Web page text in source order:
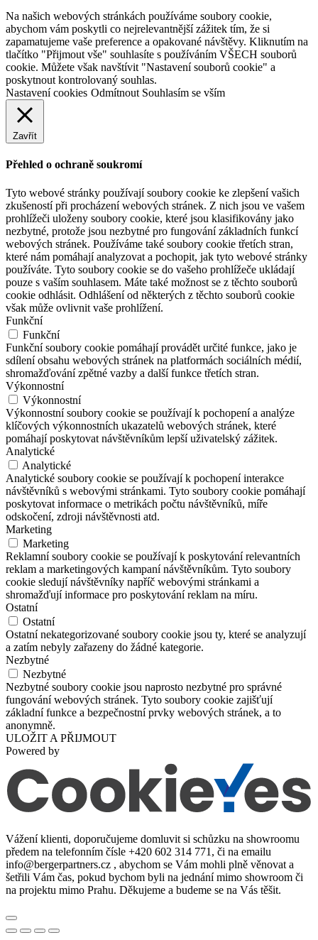
Na našich webových stránkách používáme soubory cookie,
abychom vám poskytli co nejrelevantnější zážitek tím, že si
zapamatujeme vaše preference a opakované návštěvy. Kliknutím na
tlačítko "Přijmout vše" souhlasíte s používáním VŠECH souborů
cookie. Můžete však navštívit "Nastavení souborů cookie" a
poskytnout kontrolovaný souhlas.
Nastavení cookies Odmítnout Souhlasím se vším
Zavřít
Přehled o ochraně soukromí
Tyto webové stránky používají soubory cookie ke zlepšení vašich
zkušeností při procházení webových stránek. Z nich jsou ve vašem
prohlížeči uloženy soubory cookie, které jsou klasifikovány jako
nezbytné, protože jsou nezbytné pro fungování základních funkcí
webových stránek. Používáme také soubory cookie třetích stran,
které nám pomáhají analyzovat a pochopit, jak tyto webové stránky
používáte. Tyto soubory cookie se do vašeho prohlížeče ukládají
pouze s vaším souhlasem. Máte také možnost se z těchto souborů
cookie odhlásit. Odhlášení od některých z těchto souborů cookie
však může ovlivnit vaše prohlížení.
Funkční
Funkční
Funkční soubory cookie pomáhají provádět určité funkce, jako je
sdílení obsahu webových stránek na platformách sociálních médií,
shromažďování zpětné vazby a další funkce třetích stran.
Výkonnostní
Výkonnostní
Výkonnostní soubory cookie se používají k pochopení a analýze
klíčových výkonnostních ukazatelů webových stránek, které
pomáhají poskytovat návštěvníkům lepší uživatelský zážitek.
Analytické
Analytické
Analytické soubory cookie se používají k pochopení interakce
návštěvníků s webovými stránkami. Tyto soubory cookie pomáhají
poskytovat informace o metrikách počtu návštěvníků, míře
odskočení, zdroji návštěvnosti atd.
Marketing
Marketing
Reklamní soubory cookie se používají k poskytování relevantních
reklam a marketingových kampaní návštěvníkům. Tyto soubory
cookie sledují návštěvníky napříč webovými stránkami a
shromažďují informace pro poskytování reklam na míru.
Ostatní
Ostatní
Ostatní nekategorizované soubory cookie jsou ty, které se analyzují
a zatím nebyly zařazeny do žádné kategorie.
Nezbytné
Nezbytné
Nezbytné soubory cookie jsou naprosto nezbytné pro správné
fungování webových stránek. Tyto soubory cookie zajišťují
základní funkce a bezpečnostní prvky webových stránek, a to
anonymně.
ULOŽIT A PŘIJMOUT
Powered by
Vážení klienti, doporučujeme domluvit si schůzku na showroomu
předem na telefonním čísle +420 602 314 771, či na emailu
info@bergerpartners.cz , abychom se Vám mohli plně věnovat a
šetřili Vám čas, pokud bychom byli na jednání mimo showroom či
na projektu mimo Prahu. Děkujeme a budeme se na Vás těšit.